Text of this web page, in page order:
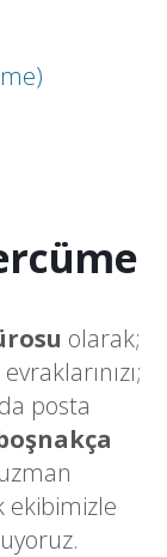
olarak;
posta
ekibimizle